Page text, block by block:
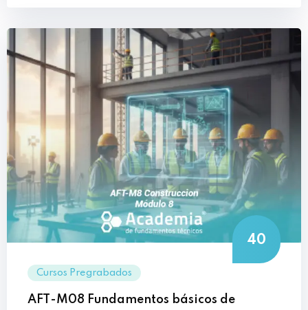
40
Cursos Pregrabados
AFT-M08 Fundamentos básicos de